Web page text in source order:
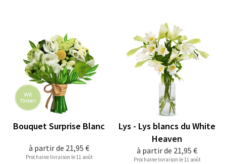
à partir de 21,95 €
Bouquet Surprise Blanc
Prochaine livraison le 11 août
à partir de 21,95 €
Lys - Lys blancs du White
Heaven
Prochaine livraison le 11 août